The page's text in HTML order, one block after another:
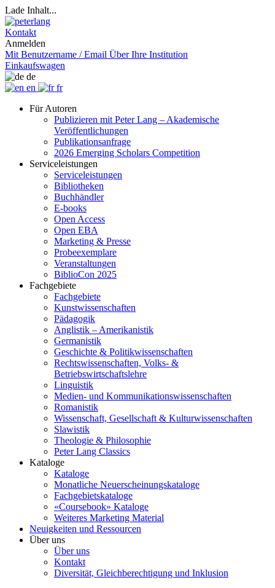
Lade Inhalt...
Kontakt
Anmelden
Mit Benutzername / Email Über Ihre Institution
Einkaufswagen
de
en
fr
Für Autoren
Publizieren mit Peter Lang – Akademische
Veröffentlichungen
Publikationsanfrage
2026 Emerging Scholars Competition
Serviceleistungen
Serviceleistungen
Bibliotheken
Buchhändler
E-books
Open Access
Open EBA
Marketing & Presse
Probeexemplare
Veranstaltungen
BiblioCon 2025
Fachgebiete
Fachgebiete
Kunstwissenschaften
Pädagogik
Anglistik – Amerikanistik
Germanistik
Geschichte & Politikwissenschaften
Rechtswissenschaften, Volks- &
Betriebswirtschaftslehre
Linguistik
Medien- und Kommunikationswissenschaften
Romanistik
Wissenschaft, Gesellschaft & Kulturwissenschaften
Slawistik
Theologie & Philosophie
Peter Lang Classics
Kataloge
Kataloge
Monatliche Neuerscheinungskataloge
Fachgebietskataloge
«Coursebook» Kataloge
Weiteres Marketing Material
Neuigkeiten und Ressourcen
Über uns
Über uns
Kontakt
Diversität, Gleichberechtigung und Inklusion